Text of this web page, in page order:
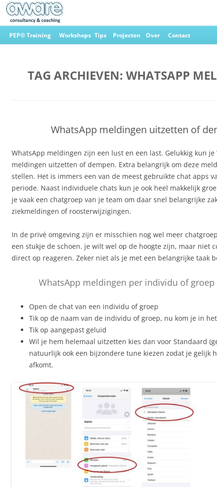
Ga
naar
PEP® Training Workshops Tips Projecten Over Contact
TAG ARCHIEVEN: WHATSAPP
WhatsApp meldingen uitzetten of
WhatsApp meldingen zijn een lust en een last. Gelukkig kun je
meldingen uitzetten of dempen. Extra belangrijk om deze
stellen. Het is immers een van de meest gebruikte chat apps
periode. Naast individuele chats kun je ook heel makkelijk
je vaak een chatgroep van je team om daar snel belangrijke
ziekmeldingen of roosterwijzigingen.
In de privé omgeving zijn er misschien nog wel meer
een stukje de schoen. je wilt wel op de hoogte zijn, maar niet
direct op reageren. Zeker niet als je met een belangrijke taak
WhatsApp meldingen per individu of
Open de chat van een individu of groep
Tik op de naam van de individu of groep, nu kom je in
Tik op aangepast geluid
Wil je hem helemaal uitzetten kies dan voor Standaard
natuurlijk ook een bijzondere tune kiezen zodat je gelijk
afkomt.